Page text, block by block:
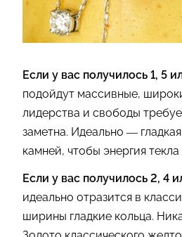
Если у вас получилось 1, 5
подойдут массивные,
лидерства и свободы
заметна. Идеально —
камней, чтобы энергия
Если у вас получилось 2, 4
идеально отразится в
ширины гладкие кольца.